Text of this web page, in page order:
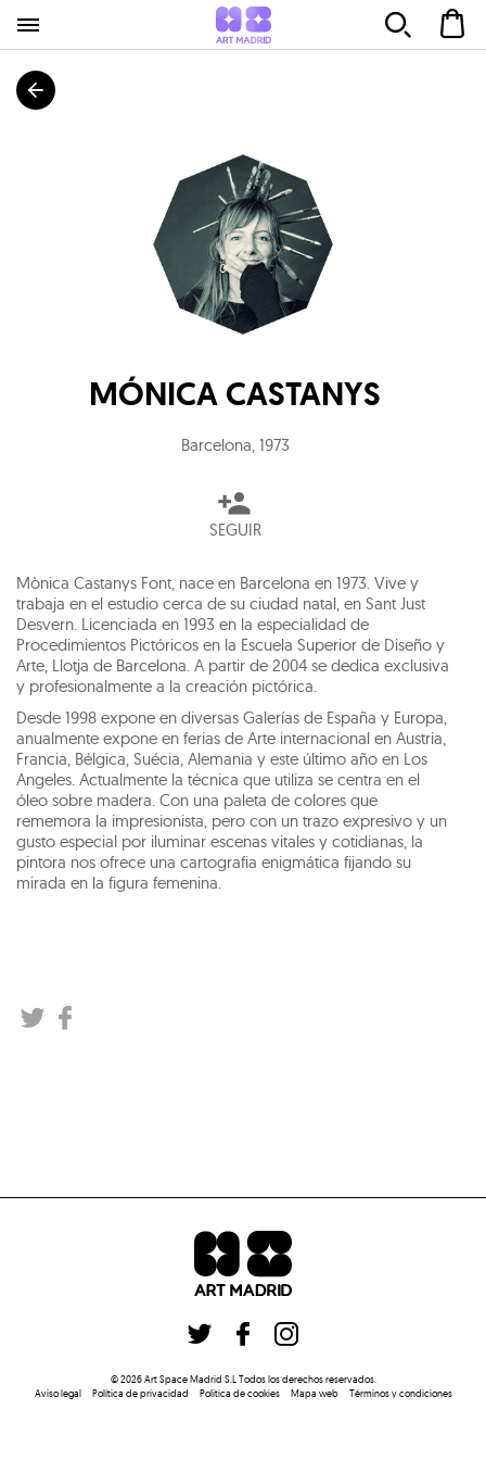
MÓNICA CASTANYS
Barcelona, 1973
SEGUIR
Mònica Castanys Font, nace en Barcelona en 1973. Vive y
trabaja en el estudio cerca de su ciudad natal, en Sant Just
Desvern. Licenciada en 1993 en la especialidad de
Procedimientos Pictóricos en la Escuela Superior de Diseño y
Arte, Llotja de Barcelona. A partir de 2004 se dedica exclusiva
y profesionalmente a la creación pictórica.
Desde 1998 expone en diversas Galerías de España y Europa,
anualmente expone en ferias de Arte internacional en Austria,
Francia, Bélgica, Suécia, Alemania y este último año en Los
Angeles. Actualmente la técnica que utiliza se centra en el
óleo sobre madera. Con una paleta de colores que
rememora la impresionista, pero con un trazo expresivo y un
gusto especial por iluminar escenas vitales y cotidianas, la
pintora nos ofrece una cartografia enigmática fijando su
mirada en la figura femenina.
©2026Art Space Madrid S.L Todos los derechos reservados.
Aviso legal
Política de privacidad Politica de cookies Mapa web Términos y condiciones